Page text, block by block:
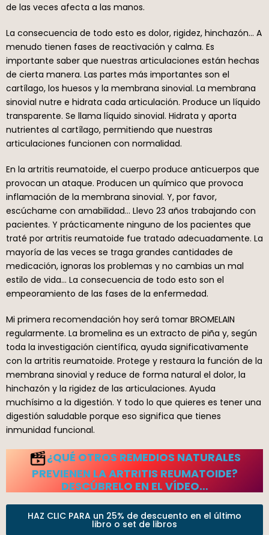
de las veces afecta a las manos.
La consecuencia de todo esto es dolor, rigidez, hinchazón… A
menudo tienen fases de reactivación y calma. Es
importante saber que nuestras articulaciones están hechas
de cierta manera. Las partes más importantes son el
cartílago, los huesos y la membrana sinovial. La membrana
sinovial nutre e hidrata cada articulación. Produce un líquido
transparente. Se llama líquido sinovial. Hidrata y aporta
nutrientes al cartílago, permitiendo que nuestras
articulaciones funcionen con normalidad.
En la artritis reumatoide, el cuerpo produce anticuerpos que
provocan un ataque. Producen un químico que provoca
inflamación de la membrana sinovial. Y, por favor,
escúchame con amabilidad… Llevo 23 años trabajando con
pacientes. Y prácticamente ninguno de los pacientes que
traté por artritis reumatoide fue tratado adecuadamente. La
mayoría de las veces se traga grandes cantidades de
medicación, ignoras los problemas y no cambias un mal
estilo de vida… La consecuencia de todo esto son el
empeoramiento de las fases de la enfermedad.
Mi primera recomendación hoy será tomar BROMELAIN
regularmente. La bromelina es un extracto de piña y, según
toda la investigación científica, ayuda significativamente
con la artritis reumatoide. Protege y restaura la función de la
membrana sinovial y reduce de forma natural el dolor, la
hinchazón y la rigidez de las articulaciones. Ayuda
muchísimo a la digestión. Y todo lo que quieres es tener una
digestión saludable porque eso significa que tienes
inmunidad funcional.
¿QUÉ OTROS REMEDIOS NATURALES
PREVIENEN LA ARTRITIS REUMATOIDE?
DESCÚBRELO EN EL VÍDEO…
HAZ CLIC PARA un 25% de descuento en el último
libro o set de libros